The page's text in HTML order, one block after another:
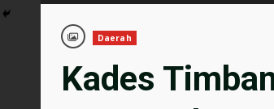
Daerah
Kades